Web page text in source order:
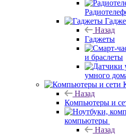
Назад
Гаджеты
и браслеты
умного
Назад
Компьютеры и
компьютеры
Назад